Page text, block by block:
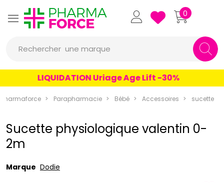
Pharmaforce Grande
0
Rechercher
un produit
une marque
LIQUIDATION Uriage Age Lift -30%
Pharmaforce Parapharmacie Bébé Accessoires sucette
Sucette physiologique valentin 0-
2m
Marque Dodie